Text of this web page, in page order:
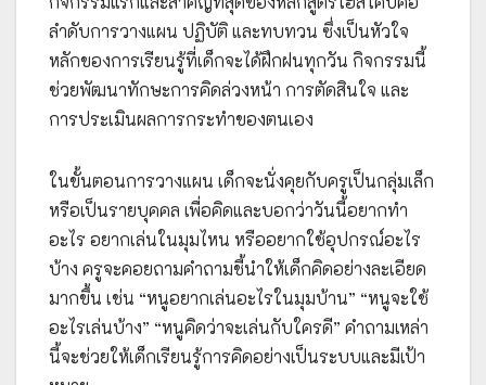
ลำดับการวางแผน ปฏิบัติ และทบทวน ซึ่งเป็นหัวใจ
หลักของการเรียนรู้ที่เด็กจะได้ฝึกฝนทุกวัน กิจกรรมนี้
ช่วยพัฒนาทักษะการคิดล่วงหน้า การตัดสินใจ และ
การประเมินผลการกระทำของตนเอง
ในขั้นตอนการวางแผน เด็กจะนั่งคุยกับครูเป็นกลุ่มเล็ก
หรือเป็นรายบุคคล เพื่อคิดและบอกว่าวันนี้อยากทำ
อะไร อยากเล่นในมุมไหน หรืออยากใช้อุปกรณ์อะไร
บ้าง ครูจะคอยถามคำถามชี้นำให้เด็กคิดอย่างละเอียด
มากขึ้น เช่น “หนูอยากเล่นอะไรในมุมบ้าน” “หนูจะใช้
อะไรเล่นบ้าง” “หนูคิดว่าจะเล่นกับใครดี” คำถามเหล่า
นี้จะช่วยให้เด็กเรียนรู้การคิดอย่างเป็นระบบและมีเป้า